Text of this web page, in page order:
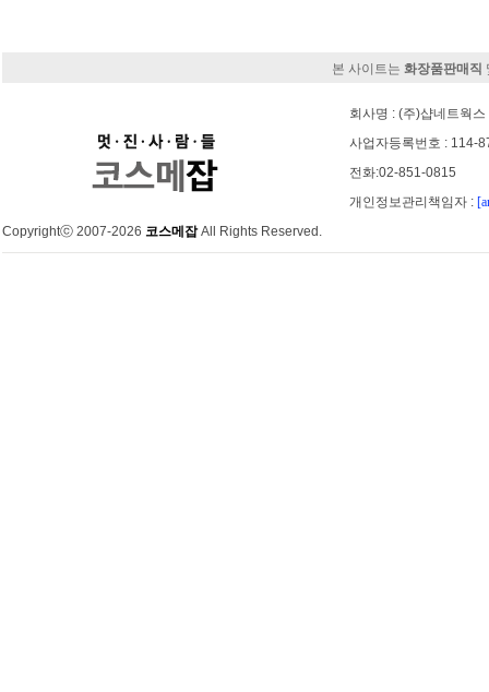
본 사이트는 화장품판매직
회사명 : (주)샵네트웍
사업자등록번호 : 114-
전화:02-851-0815
개인정보관리책임자 :
Copyrightⓒ 2007-2026 코스메잡All Rights Reserved.